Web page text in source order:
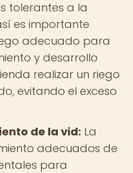
tolerantes a la
es importante
adecuado para
y desarrollo
realizar un riego
evitando el exceso
de la vid: La
adecuados de
para